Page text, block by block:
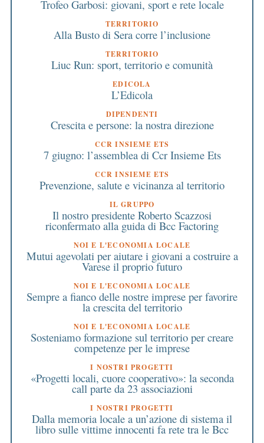
Trofeo Garbosi: giovani, sport e rete locale
TERRITORIO
Alla Busto di Sera corre l’inclusione
TERRITORIO
Liuc Run: sport, territorio e comunità
EDICOLA
L’Edicola
DIPENDENTI
Crescita e persone: la nostra direzione
CCR INSIEME ETS
7 giugno: l’assemblea di Ccr Insieme Ets
CCR INSIEME ETS
Prevenzione, salute e vicinanza al territorio
IL GRUPPO
Il nostro presidente Roberto Scazzosi
riconfermato alla guida di Bcc Factoring
NOI E L'ECONOMIA LOCALE
Mutui agevolati per aiutare i giovani a costruire a
Varese il proprio futuro
NOI E L'ECONOMIA LOCALE
Sempre a fianco delle nostre imprese per favorire
la crescita del territorio
NOI E L'ECONOMIA LOCALE
Sosteniamo formazione sul territorio per creare
competenze per le imprese
I NOSTRI PROGETTI
«Progetti locali, cuore cooperativo»: la seconda
call parte da 23 associazioni
I NOSTRI PROGETTI
Dalla memoria locale a un’azione di sistema il
libro sulle vittime innocenti fa rete tra le Bcc